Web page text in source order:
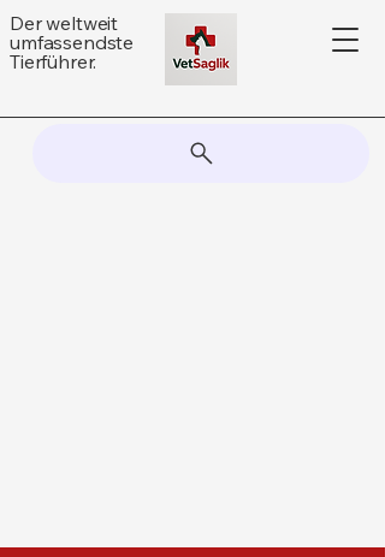
Der weltweit
umfassendste
Tierführer.